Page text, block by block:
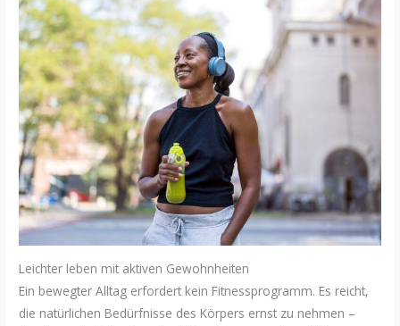
Leichter leben mit aktiven Gewohnheiten
Ein bewegter Alltag erfordert kein Fitnessprogramm. Es reicht,
die natürlichen Bedürfnisse des Körpers ernst zu nehmen –